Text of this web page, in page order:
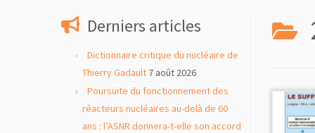
Derniers articles
Dictionnaire critique du nucléaire de
Thierry Gadault 7 août 2026
Poursuite du fonctionnement des
réacteurs nucléaires au-delà de 60
ans : l’ASNR donnera-t-elle son accord